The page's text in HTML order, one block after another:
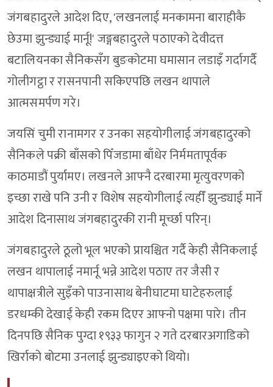
जंगबहादुरले आदेश दिए, 'लखनलाई मनकामना बाराहीकै
छेउमा झुन्ड्याई मार्नू!' जङ्गबहादुरले पठाएको देवीदत्त
बटालियनका सैनिकसँग बुङकोटमा घमासान लडाइँ गर्दागर्दै
गोलीगट्ठा र रासनपानी सकिएपछि लखन थापाले
आत्मसमर्पण गरे।
जयसिं चुमी रानामगर र उनका सहयोगीलाई जंगबहादुरको
सैनिकले पक्री बाँसको पिँजडामा बाँधेर निर्ममतापूर्वक
काठमाडौं पुर्यामए। लखनले आफ्नै दरबारमा मृत्युवरणको
इच्छा राखे पनि उनी र विशेष सहयोगीलाई त्यहीँ झुन्ड्याई मार्ने
आदेश दिनासाथ जंगबहादुरकी रानी मूर्च्छा परिन्।
जंगबहादुरले ठूलो भूल भएको प्रायश्चित गर्दै केही सैनिकलाई
लखन थापालाई नमार्नू भन्ने आदेश पठाए तर जैसी र
थापाक्षत्रीले सुइँको पाउनासाथ बेनीघाटमा घाटेहरुलाई
डरधम्की देखाई केही रकम दिएर आफ्नो पक्षमा पारे। तीन
दिनपछि सैनिक पुग्दा १९३३ फागुन २ गते दरबारअगाडिको
खिर्राको बोटमा उनलाई झुन्ड्याइएको थियो।